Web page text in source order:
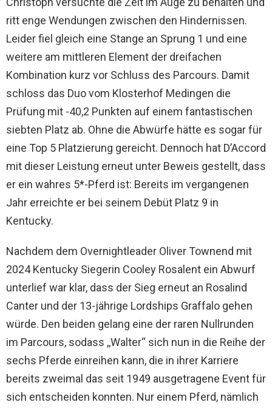
ritt enge Wendungen zwischen den Hindernissen.
Leider fiel gleich eine Stange an Sprung 1 und eine
weitere am mittleren Element der dreifachen
Kombination kurz vor Schluss des Parcours. Damit
schloss das Duo vom Klosterhof Medingen die
Prüfung mit -40,2 Punkten auf einem fantastischen
siebten Platz ab. Ohne die Abwürfe hätte es sogar für
eine Top 5 Platzierung gereicht. Dennoch hat D’Accord
mit dieser Leistung erneut unter Beweis gestellt, dass
er ein wahres 5*-Pferd ist: Bereits im vergangenen
Jahr erreichte er bei seinem Debüt Platz 9 in
Kentucky.
Nachdem dem Overnightleader Oliver Townend mit
2024 Kentucky Siegerin Cooley Rosalent ein Abwurf
unterlief war klar, dass der Sieg erneut an Rosalind
Canter und der 13-jährige Lordships Graffalo gehen
würde. Den beiden gelang eine der raren Nullrunden
im Parcours, sodass ,,Walter“ sich nun in die Reihe der
sechs Pferde einreihen kann, die in ihrer Karriere
bereits zweimal das seit 1949 ausgetragene Event für
sich entscheiden konnten. Nur einem Pferd, nämlich